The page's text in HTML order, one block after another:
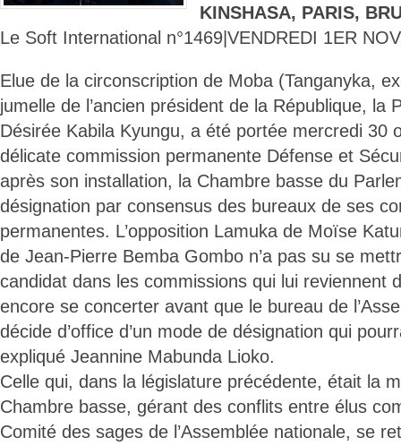
KINSHASA, PARIS,
Le Soft International n°1469|VENDREDI 1ER
Elue de la circonscription de Moba (Tanganyka,
jumelle de l’ancien président de la République, la
Désirée Kabila Kyungu, a été portée mercredi 30
délicate commission permanente Défense et
après son installation, la Chambre basse du
désignation par consensus des bureaux de ses
permanentes. L’opposition Lamuka de Moïse
de Jean-Pierre Bemba Gombo n’a pas su se
candidat dans les commissions qui lui reviennent
encore se concerter avant que le bureau de
décide d’office d’un mode de désignation qui
expliqué Jeannine Mabunda Lioko.
Celle qui, dans la législature précédente, était la
Chambre basse, gérant des conflits entre élus
Comité des sages de l’Assemblée nationale, se